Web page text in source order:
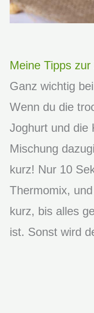
Meine Tipps
Ganz wichtig
Wenn du die
Joghurt und die
Mischung
kurz! Nur 10
Thermomix,
kurz, bis alles
ist. Sonst wird